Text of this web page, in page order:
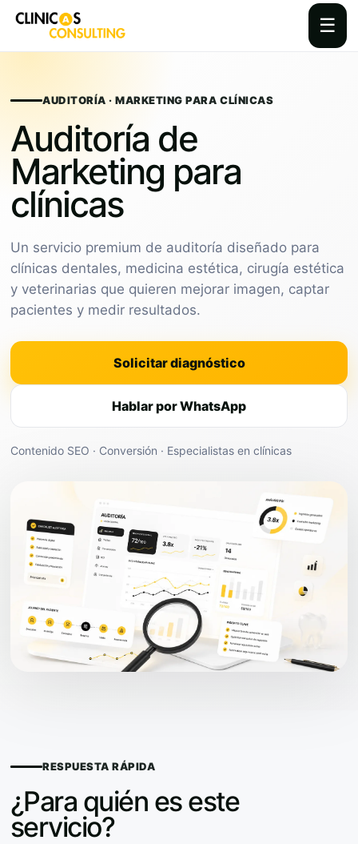
☰
contentAUDITORÍA · MARKETING PARA CLÍNICAS
Auditoría de
Marketing para
clínicas
Un servicio premium de auditoría diseñado para
clínicas dentales, medicina estética, cirugía estética
y veterinarias que quieren mejorar imagen, captar
pacientes y medir resultados.
Solicitar diagnóstico
Hablar por WhatsApp
Contenido SEO · Conversión · Especialistas en clínicas
RESPUESTA RÁPIDA
¿Para quién es este
servicio?